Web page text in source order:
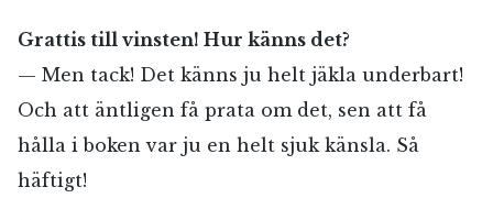
Grattis till vinsten! Hur känns det?
— Men tack! Det känns ju helt jäkla underbart!
Och att äntligen få prata om det, sen att få
hålla i boken var ju en helt sjuk känsla. Så
häftigt!